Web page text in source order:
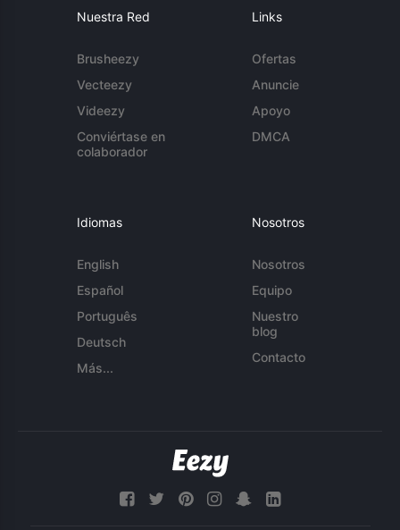
Nuestra Red
Brusheezy
Vecteezy
Videezy
Conviértase en
colaborador
Links
Ofertas
Anuncie
Apoyo
DMCA
Idiomas
English
Español
Português
Deutsch
Más...
Nosotros
Nosotros
Equipo
Nuestro
blog
Contacto